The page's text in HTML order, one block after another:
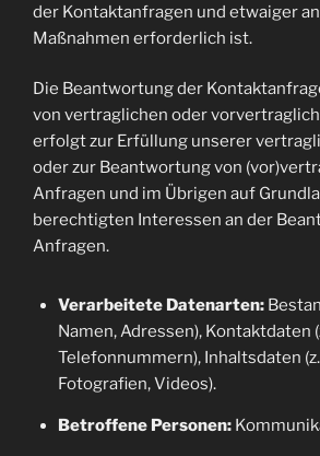
der Kontaktanfragen und etwaiger
Maßnahmen erforderlich ist.
Die Beantwortung der
von vertraglichen oder
erfolgt zur Erfüllung unserer
oder zur Beantwortung von
Anfragen und im Übrigen auf
berechtigten Interessen an der
Anfragen.
Verarbeitete Datenarten:
Namen, Adressen), Kontaktdaten
Telefonnummern), Inhaltsdaten
Fotografien, Videos).
Betroffene Personen: